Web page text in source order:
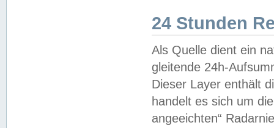
24 Stunden
Als Quelle dient ein
gleitende 24h-
Dieser Layer enthält
handelt es sich um
angeeichten“